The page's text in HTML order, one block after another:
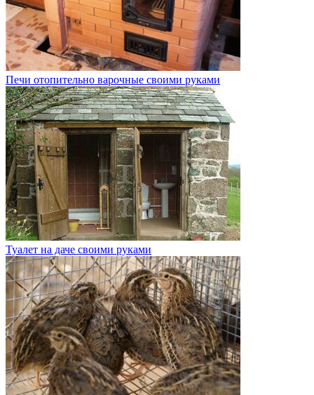
Печи отопительно варочные своими руками
Туалет на даче своими руками